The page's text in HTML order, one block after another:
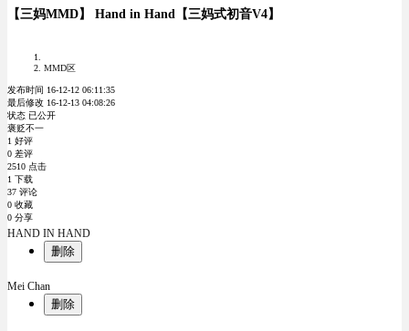
【三妈MMD】 Hand in Hand【三妈式初音V4】
MMD区
发布时间 16-12-12 06:11:35
最后修改 16-12-13 04:08:26
状态 已公开
褒贬不一
1 好评
0 差评
2510 点击
1 下载
37 评论
0 收藏
0 分享
HAND IN HAND
删除
Mei Chan
删除